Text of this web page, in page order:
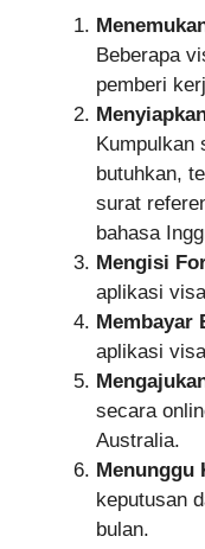
Beberapa
pemberi
Kumpulkan
butuhkan,
surat
bahasa
Mengisi
aplikasi
Membayar
aplikasi
secara
Australia.
Menunggu
keputusan
bulan.